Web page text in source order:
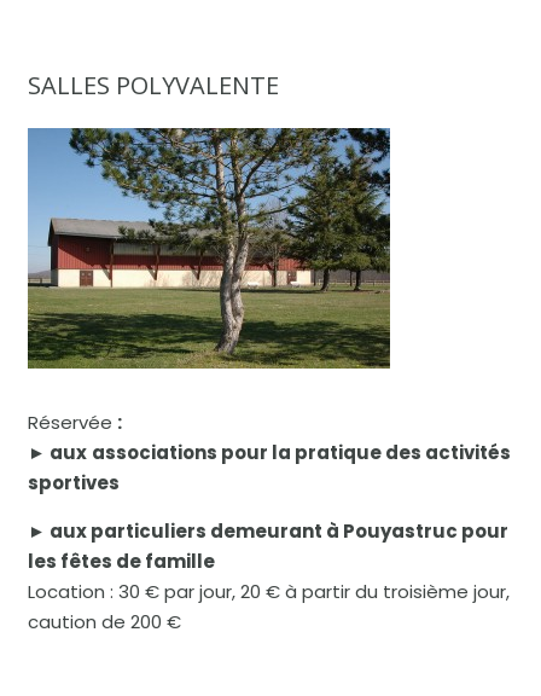
SALLES POLYVALENTE
Réservée :
► aux associations pour la pratique des activités
sportives
► aux particuliers demeurant à Pouyastruc pour
les fêtes de famille
Location : 30 € par jour, 20 € à partir du troisième jour,
caution de 200 €